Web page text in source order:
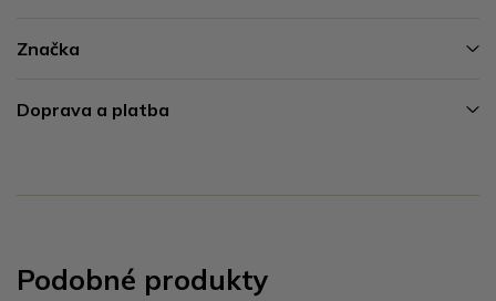
Značka
Doprava a platba
Podobné produkty